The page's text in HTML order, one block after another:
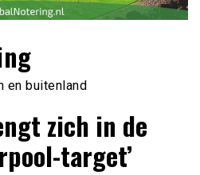
en buitenland
zich in de
target’